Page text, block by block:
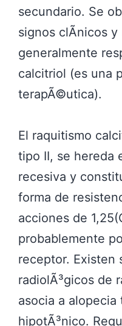
secundario. Se
signos clÃ­nicos y
generalmente
calcitriol (es una
terapÃ©utica).
El raquitismo
tipo II, se hereda
recesiva y
forma de
acciones de
probablemente
receptor. Existen
radiolÃ³gicos de
asocia a
hipotÃ³nico.